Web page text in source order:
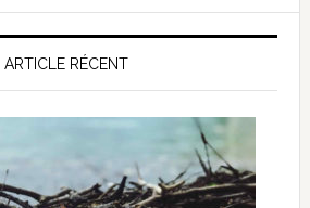
ARTICLE RÉCENT